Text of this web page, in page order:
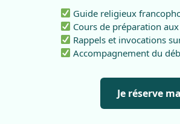
Guide religieux
Cours de préparation
Rappels et invocations
Accompagnement du
Je réserve